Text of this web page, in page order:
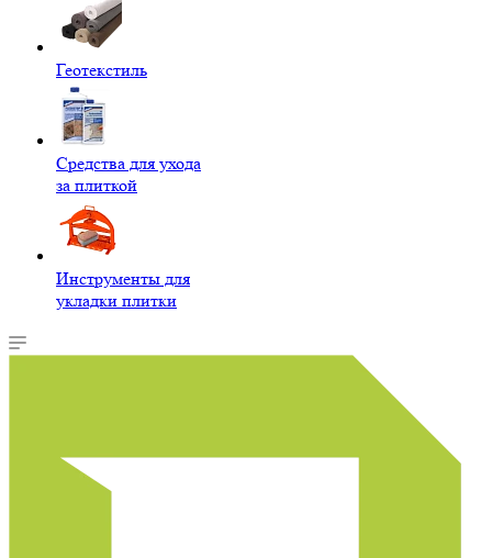
Геотекстиль
Средства для ухода
за плиткой
Инструменты для
укладки плитки